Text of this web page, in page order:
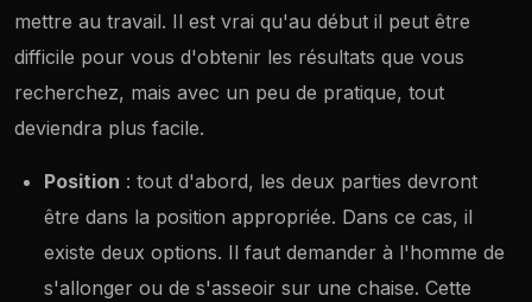
mettre au travail. Il est vrai qu'au début il peut être
difficile pour vous d'obtenir les résultats que vous
recherchez, mais avec un peu de pratique, tout
deviendra plus facile.
Position : tout d'abord, les deux parties devront
être dans la position appropriée. Dans ce cas, il
existe deux options. Il faut demander à l'homme de
s'allonger ou de s'asseoir sur une chaise. Cette